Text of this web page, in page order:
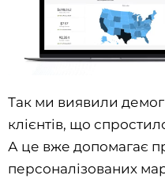
Так ми виявили
клієнтів, що
А це вже допомагає
персоналізованих